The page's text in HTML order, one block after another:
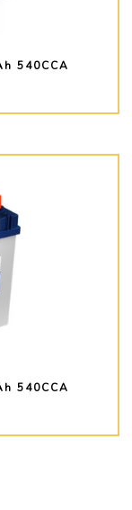
540CCA
540CCA